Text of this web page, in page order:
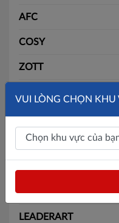
AFC
COSY
ZOTT
SLIDE
SOLITE
BÃI BẰNG
BATOS
LEADERART
VUI LÒNG CHỌN